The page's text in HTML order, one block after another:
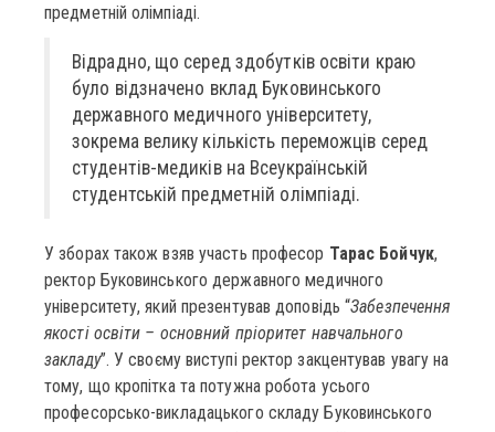
предметній олімпіаді.
Відрадно, що серед здобутків освіти краю
було відзначено вклад Буковинського
державного медичного університету,
зокрема велику кількість переможців серед
студентів-медиків на Всеукраїнській
студентській предметній олімпіаді.
У зборах також взяв участь професор Тарас Бойчук,
ректор Буковинського державного медичного
університету, який презентував доповідь “Забезпечення
якості освіти – основний пріоритет навчального
закладу”. У своєму виступі ректор закцентував увагу на
тому, що кропітка та потужна робота усього
професорсько-викладацького складу Буковинського